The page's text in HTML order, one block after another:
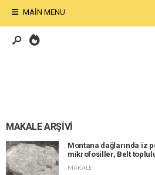
MAIN MENU
MAKALE ARŞİVİ
Montana dağlarında iz
mikrofosiller, Belt
MAKALE